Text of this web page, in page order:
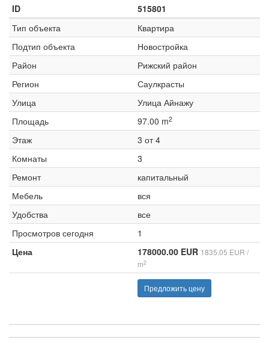
ID
515801
Тип объекта
Квартира
Подтип объекта
Новостройка
Район
Рижский район
Регион
Саулкрасты
Улица
Улица Айнажу
Площадь
97.00 m2
Этаж
3 от 4
Комнаты
3
Ремонт
капитальный
Мебель
вся
Удобства
все
Просмотров сегодня
1
Цена
178000.00 EUR 1835.05 EUR /
m2
Предложить цену